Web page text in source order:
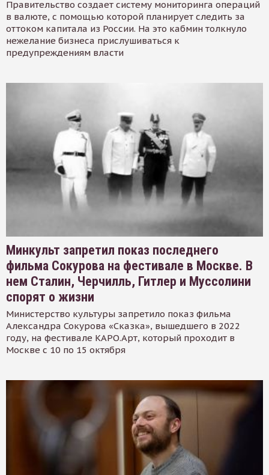
Правительство создает систему мониторинга операций
в валюте, с помощью которой планирует следить за
оттоком капитала из России. На это кабмин толкнуло
нежелание бизнеса прислушиваться к
предупреждениям власти
Минкульт запретил показ последнего
фильма Сокурова на фестивале в Москве. В
нем Сталин, Черчилль, Гитлер и Муссолини
спорят о жизни
Министерство культуры запретило показ фильма
Александра Сокурова «Сказка», вышедшего в 2022
году, на фестивале КАРО.Арт, который проходит в
Москве с 10 по 15 октября